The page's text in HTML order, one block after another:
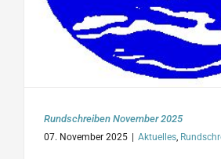
Rundschreiben November 2025
07. November 2025 Aktuelles,